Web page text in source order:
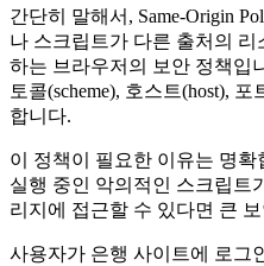
간단히 말해서, Same-Origin
나 스크립트가 다른 출처의
하는 브라우저의 보안 정책입
토콜(scheme), 호스트(host),
합니다.
이 정책이 필요한 이유는 명확
실행 중인 악의적인 스크립트
리지에 접근할 수 있다면 큰
사용자가 은행 사이트에 로그